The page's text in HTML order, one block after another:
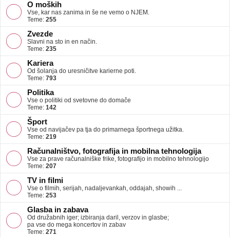
O moških
Vse, kar nas zanima in še ne vemo o NJEM.
Teme: 255
Zvezde
Slavni na sto in en način.
Teme: 235
Kariera
Od šolanja do uresničitve karierne poti.
Teme: 793
Politika
Vse o politiki od svetovne do domače
Teme: 142
Šport
Vse od navijačev pa tja do primarnega športnega užitka.
Teme: 219
Računalništvo, fotografija in mobilna tehnologija
Vse za prave računalniške frike, fotografijo in mobilno tehnologijo
Teme: 207
TV in filmi
Vse o filmih, serijah, nadaljevankah, oddajah, showih ...
Teme: 253
Glasba in zabava
Od družabnih iger; izbiranja daril, verzov in glasbe;
pa vse do mega koncertov in zabav
Teme: 271